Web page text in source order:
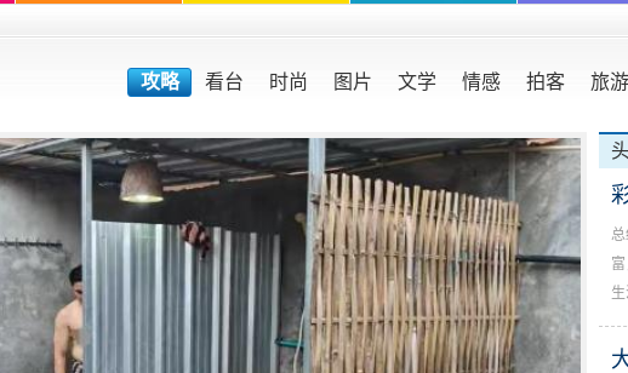
攻略 看台 时尚 图片 文学 情感 拍客 旅游